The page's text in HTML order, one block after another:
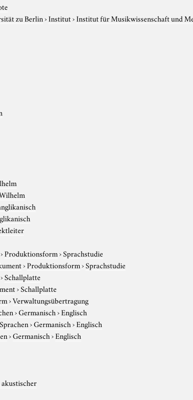
zu Berlin›Institut›Institut für Musikwissenschaft und
›Produktionsform›Sprachstudie
›Produktionsform›Sprachstudie
›Schallplatte
›Schallplatte
›Verwaltungsübertragung
›Germanisch›Englisch
›Germanisch›Englisch
›Germanisch›Englisch